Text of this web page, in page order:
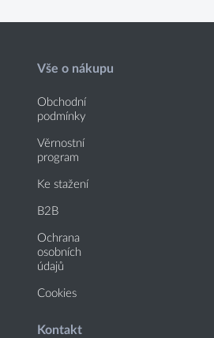
Vše o nákupu
Obchodní
podmínky
Věrnostní
program
Ke stažení
B2B
Ochrana
osobních
údajů
Cookies
Kontakt